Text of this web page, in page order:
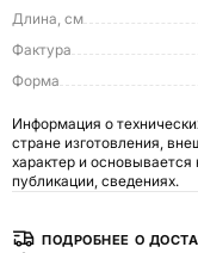
Длина, см
Фактура
Форма
Информация о
стране изготовления,
характер и
публикации, сведениях.
ПОДРОБНЕЕ О